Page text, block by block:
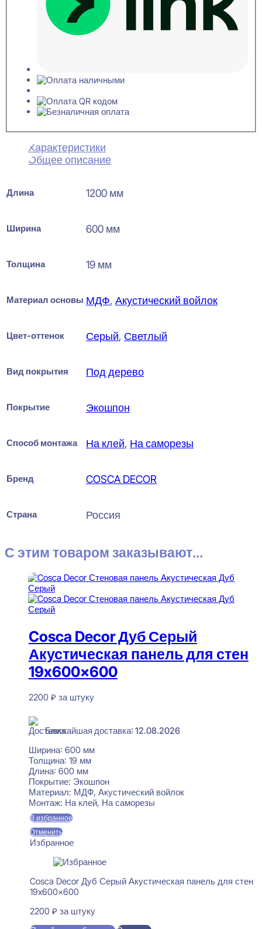
Характеристики
Общее описание
Длина 1200 мм
Ширина 600 мм
Толщина 19 мм
Материал основы МДФ, Акустический войлок
Цвет-оттенок Серый, Светлый
Вид покрытия Под дерево
Покрытие Экошпон
Способ монтажа На клей, На саморезы
Бренд COSCA DECOR
Страна Россия
С этим товаром заказывают...
Cosca Decor Дуб Серый
Акустическая панель для стен
19x600x600
2200 ₽ за штуку
Ближайшая доставка: 12.08.2026
Ширина: 600 мм
Толщина: 19 мм
Длина: 600 мм
Покрытие: Экошпон
Материал: МДФ, Акустический войлок
Монтаж: На клей, На саморезы
В избранное
Отменить
Избранное
Cosca Decor Дуб Серый Акустическая панель для стен
19x600x600
2200 ₽ за штуку